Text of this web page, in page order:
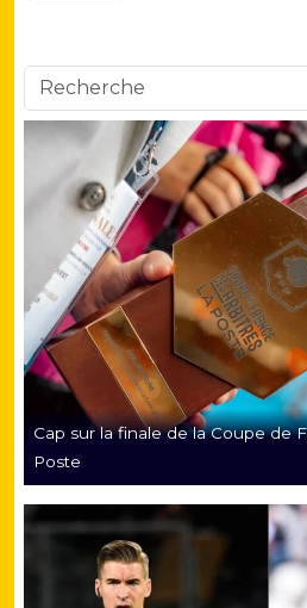
Cap sur la finale de la Coupe de
Poste